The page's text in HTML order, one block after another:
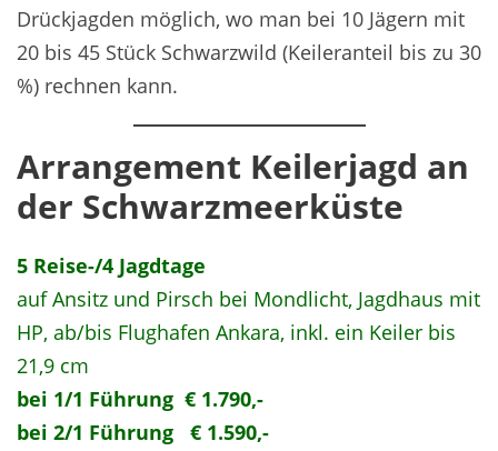
Drückjagden möglich, wo man bei 10 Jägern mit
20 bis 45 Stück Schwarzwild (Keileranteil bis zu 30
%) rechnen kann.
Arrangement Keilerjagd an
der Schwarzmeerküste
5 Reise-/4 Jagdtage
auf Ansitz und Pirsch bei Mondlicht, Jagdhaus mit
HP, ab/bis Flughafen Ankara, inkl. ein Keiler bis
21,9 cm
bei 1/1 Führung € 1.790,-
bei 2/1 Führung € 1.590,-